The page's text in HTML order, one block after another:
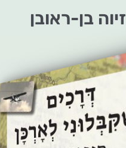
זיוה בן-ראובן